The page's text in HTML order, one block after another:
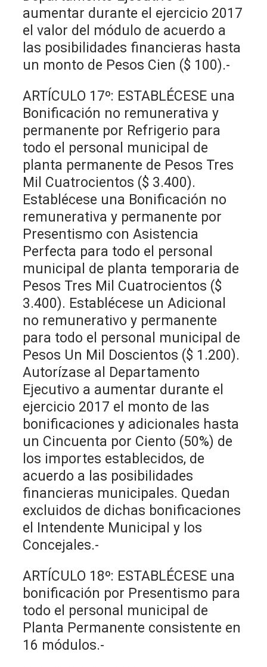
aumentar durante el ejercicio 2017
el valor del módulo de acuerdo a
las posibilidades financieras hasta
un monto de Pesos Cien ($ 100).-
ARTÍCULO 17º: ESTABLÉCESE una
Bonificación no remunerativa y
permanente por Refrigerio para
todo el personal municipal de
planta permanente de Pesos Tres
Mil Cuatrocientos ($ 3.400).
Establécese una Bonificación no
remunerativa y permanente por
Presentismo con Asistencia
Perfecta para todo el personal
municipal de planta temporaria de
Pesos Tres Mil Cuatrocientos ($
3.400). Establécese un Adicional
no remunerativo y permanente
para todo el personal municipal de
Pesos Un Mil Doscientos ($ 1.200).
Autorízase al Departamento
Ejecutivo a aumentar durante el
ejercicio 2017 el monto de las
bonificaciones y adicionales hasta
un Cincuenta por Ciento (50%) de
los importes establecidos, de
acuerdo a las posibilidades
financieras municipales. Quedan
excluidos de dichas bonificaciones
el Intendente Municipal y los
Concejales.-
ARTÍCULO 18º: ESTABLÉCESE una
bonificación por Presentismo para
todo el personal municipal de
Planta Permanente consistente en
16 módulos.-